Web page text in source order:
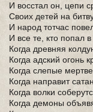
И восстал он, цепи
Своих детей на
И народ тотчас
И все те, кто попал в
Когда древняя
Когда адский огонь
Когда слепые
Когда направит
Когда волки
Когда демоны